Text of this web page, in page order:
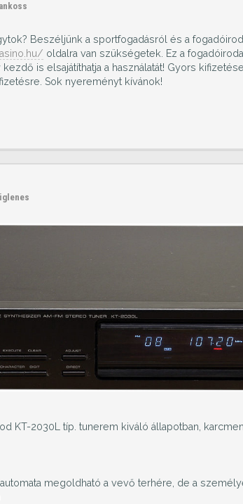
Beszéljünk a sportfogadásról és a
oldalra van szükségetek. Ez a
is elsajátíthatja a használatát! Gyors
Sok nyereményt kívánok!
KT-2030L típ. tunerem kiváló állapotban,
megoldható a vevő terhére, de a